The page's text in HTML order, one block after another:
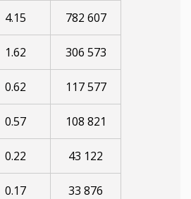
4.15
782 607
1.62
306 573
0.62
117 577
0.57
108 821
0.22
43 122
0.17
33 876